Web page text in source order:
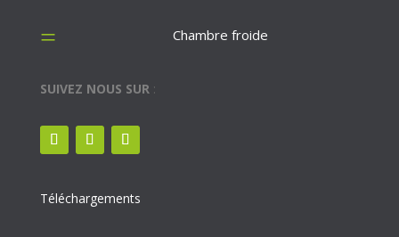
= Chambre froide
SUIVEZ NOUS SUR :
Téléchargements